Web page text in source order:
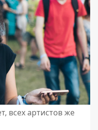
всех артистов же